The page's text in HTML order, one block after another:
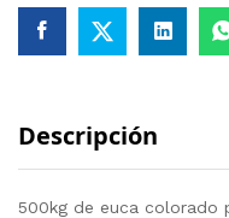
Descripción
500kg de euca colorado